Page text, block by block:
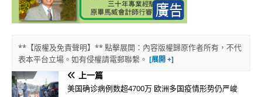
**【版權及免責聲明】** 點擊展開：內容版權歸原作者所有，不代
表本平台立場。如有侵權請電郵聯繫。
上一篇
美国确诊病例数超4700万 欧洲多国疫情形势仍严峻